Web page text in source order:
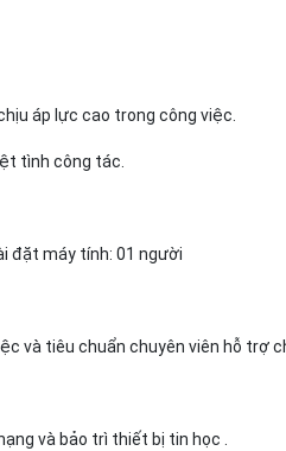
áp lực cao trong công việc.
tình công tác.
đặt máy tính: 01 người
và tiêu chuẩn chuyên viên hỗ trợ
và bảo trì thiết bị tin học .